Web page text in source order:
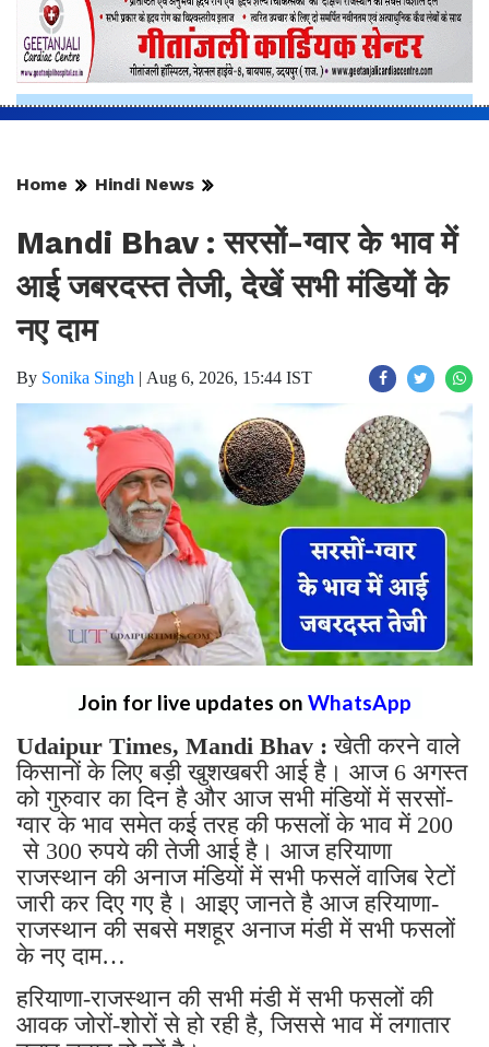
Home Hindi News
Mandi Bhav : सरसों-ग्वार के भाव में
आई जबरदस्त तेजी, देखें सभी मंडियों के
नए दाम
By Sonika Singh | Aug 6, 2026, 15:44 IST
Join for live updates on WhatsApp
Udaipur Times, Mandi Bhav :खेती करने वाले
किसानों के लिए बड़ी खुशखबरी आई है। आज 6 अगस्त
को गुरुवार का दिन है और आज सभी मंडियों में सरसों-
ग्वार के भाव समेत कई तरह की फसलों के भाव में 200
से 300 रुपये की तेजी आई है। आज हरियाणा
राजस्थान की अनाज मंडियों में सभी फसलें वाजिब रेटों
जारी कर दिए गए है। आइए जानते है आज हरियाणा-
राजस्थान की सबसे मशहूर अनाज मंडी में सभी फसलों
के नए दाम…
हरियाणा-राजस्थान की सभी मंडी में सभी फसलों की
आवक जोरों-शोरों से हो रही है, जिससे भाव में लगातार